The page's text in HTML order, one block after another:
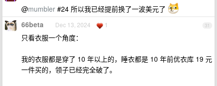
@mumbler #24 所以我已经提前换了一波美元了
31
66beta Dec 13, 2024 1
只看衣服一个角度：
我的衣服都是穿了 10 年以上的，睡衣都是 10 年前优衣库 19 元
一件买的，领子已经完全破了。